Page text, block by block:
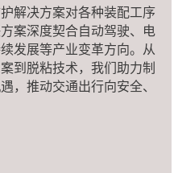
解决方案对各种装配工序
案深度契合自动驾驶、电
发展等产业变革方向。从
到脱粘技术，我们助力制
，推动交通出行向安全、